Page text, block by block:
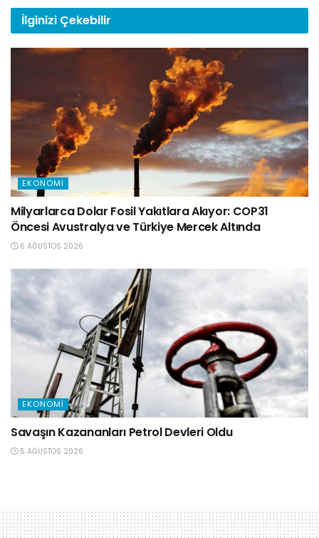
İlginizi Çekebilir
EKONOMI
Milyarlarca Dolar Fosil Yakıtlara Akıyor: COP31
Öncesi Avustralya ve Türkiye Mercek Altında
6 AĞUSTOS 2026
EKONOMI
Savaşın Kazananları Petrol Devleri Oldu
5 AĞUSTOS 2026